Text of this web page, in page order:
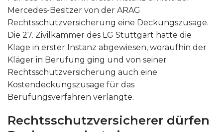
Mercedes-Besitzer von der ARAG
Rechtsschutzversicherung eine Deckungszusage.
Die 27. Zivilkammer des LG Stuttgart hatte die
Klage in erster Instanz abgewiesen, woraufhin der
Kläger in Berufung ging und von seiner
Rechtsschutzversicherung auch eine
Kostendeckungszusage für das
Berufungsverfahren verlangte.
Rechtsschutzversicherer dürfen